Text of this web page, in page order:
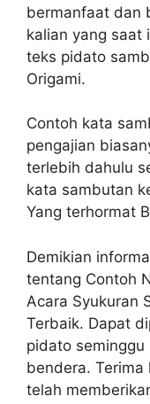
bermanfaat dan
kalian yang saat
teks pidato
Origami.
Contoh kata
pengajian
terlebih dahulu
kata sambutan
Yang terhormat
Demikian
tentang Contoh
Acara Syukuran
Terbaik. Dapat
pidato
bendera. Terima
telah